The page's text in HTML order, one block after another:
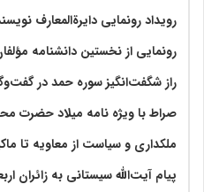
رویداد رونمایی دایرةالمعارف
رونمایی از نخستین دانشنامه
راز شگفت‌انگیز سوره حمد در
صراط با ویژه نامه میلاد
ملکداری و سیاست از معاویه تا
پیام آیت‌الله سیستانی به زائران